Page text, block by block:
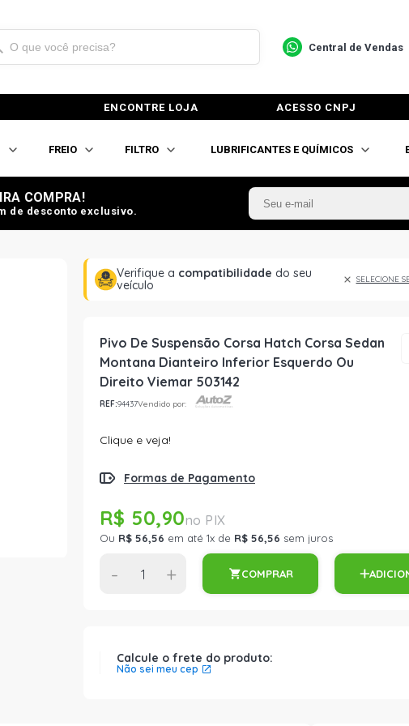
Central de Vendas
ENCONTRE LOJA ACESSO CNPJ
FREIO FILTRO LUBRIFICANTES E QUÍMICOS
COMPRA!
de desconto exclusivo.
Verifique a compatibilidade do seu
veículo
SELECIONE
Pivo De Suspensão Corsa Hatch Corsa Sedan
Montana Dianteiro Inferior Esquerdo Ou
Direito Viemar 503142
REF:94437Vendido por:
Clique e veja!
Formas de Pagamento
R$ 50,90
Ou R$ 56,56 em até 1x de R$ 56,56 sem juros
- + COMPRAR
Calcule o frete do produto:
Não sei meu cep